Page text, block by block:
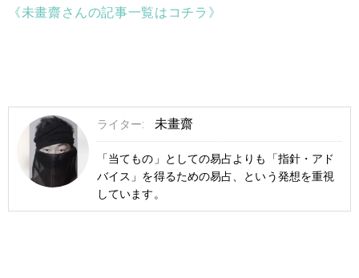
《未畫齋さんの記事一覧はコチラ》
ライター: 未畫齋
「当てもの」としての易占よりも「指針・アド
バイス」を得るための易占、という発想を重視
しています。